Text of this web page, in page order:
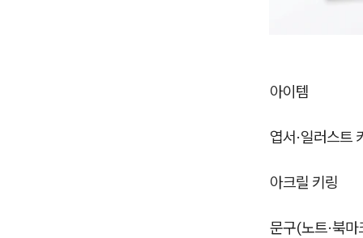
아이템
엽서·일러스트
아크릴 키링
문구(노트·북마